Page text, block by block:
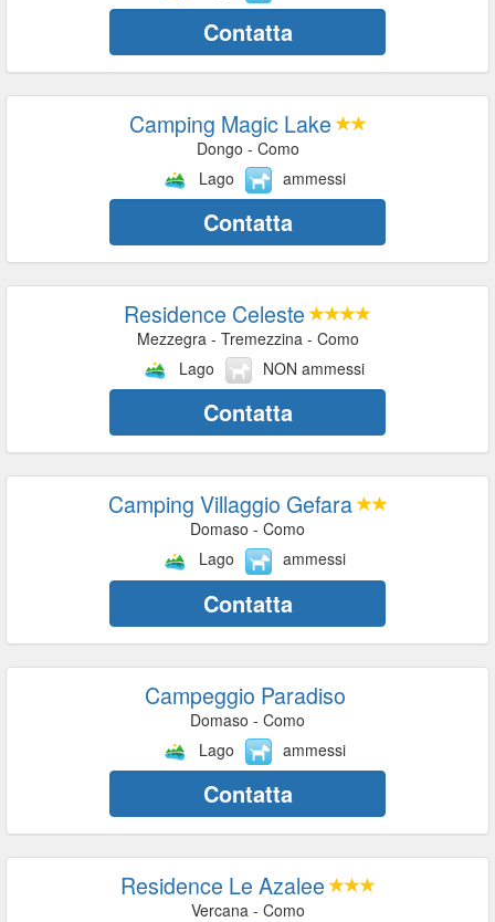
Contatta
Camping Magic Lake
Dongo - Como
Lago
ammessi
Contatta
Residence Celeste
Mezzegra - Tremezzina - Como
Lago
NON ammessi
Contatta
Camping Villaggio Gefara
Domaso - Como
Lago
ammessi
Contatta
Campeggio Paradiso
Domaso - Como
Lago
ammessi
Contatta
Residence Le Azalee
Vercana - Como